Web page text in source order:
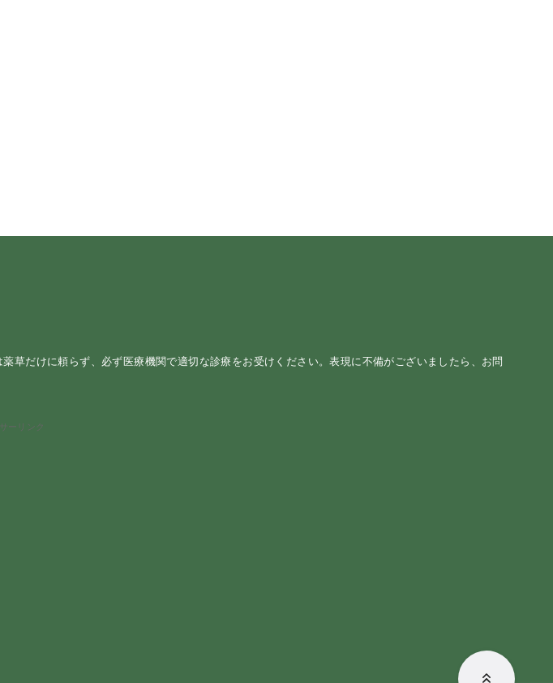
だけに頼らず、必ず医療機関で適切な診療をお受けください。表現に不備がございましたら、お問
ーリンク